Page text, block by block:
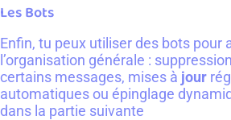
Les Bots
Enfin, tu peux utiliser des bots pour
l’organisation générale :
certains messages, mises à jour
automatiques ou épinglage
dans la partie suivante